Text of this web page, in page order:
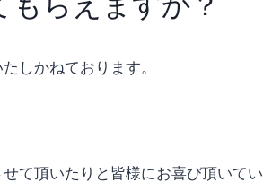
しかねております。
て頂いたりと皆様にお喜び頂いてい